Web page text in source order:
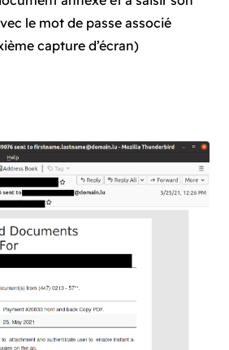
le mot de passe associé
capture d’écran)